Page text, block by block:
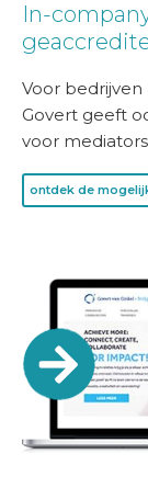
In-
Voor
Govert geeft
voor
ontdek de